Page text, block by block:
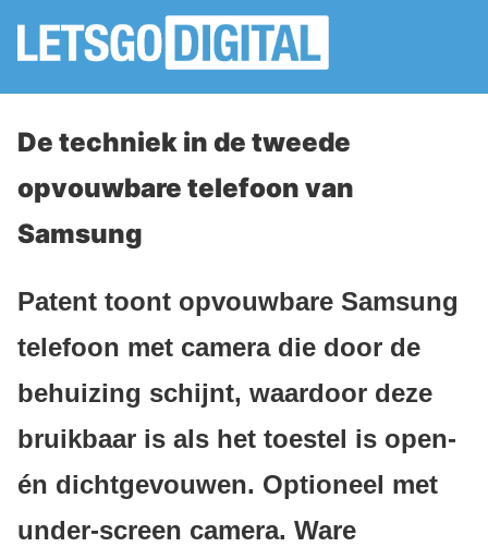
De techniek in de tweede
opvouwbare telefoon van
Samsung
Patent toont opvouwbare Samsung
telefoon met camera die door de
behuizing schijnt, waardoor deze
bruikbaar is als het toestel is open-
én dichtgevouwen. Optioneel met
under-screen camera. Ware